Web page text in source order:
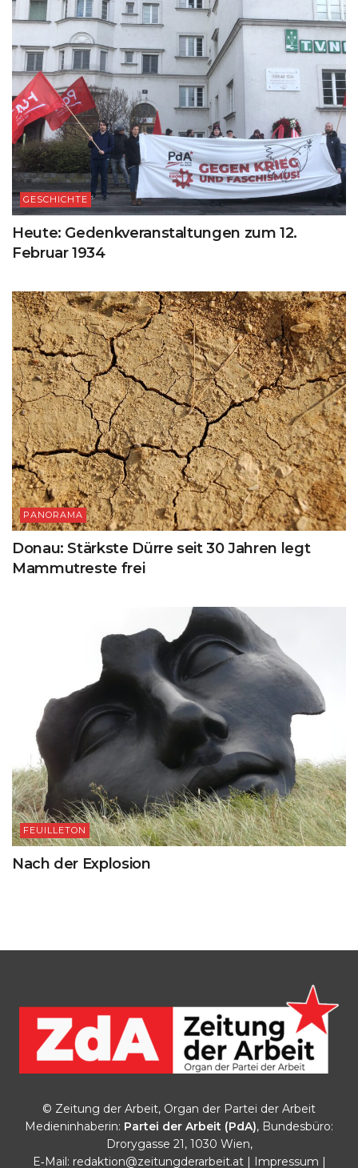
GESCHICHTE
Heute: Gedenkveranstaltungen zum 12.
Februar 1934
PANORAMA
Donau: Stärkste Dürre seit 30 Jahren legt
Mammutreste frei
FEUILLETON
Nach der Explosion
© Zeitung der Arbeit, Organ der Partei der Arbeit
Medieninhaberin: Partei der Arbeit (PdA), Bundesbüro:
Drorygasse 21, 1030 Wien,
E‑Mail: redaktion@zeitungderarbeit.at| Impressum |